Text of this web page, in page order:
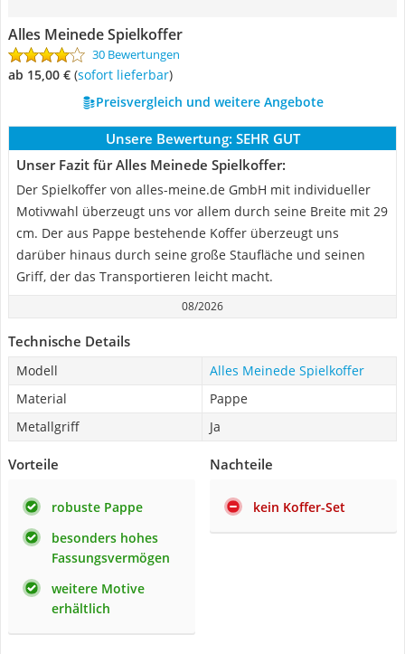
Alles Meinede Spielkoffer
30 Bewertungen
ab 15,00 € ( Sofort lieferbar)
Preisvergleich und weitere Angebote
Unsere Bewertung: SEHR GUT
Unser Fazit für Alles Meinede Spielkoffer:
Der Spielkoffer von alles-meine.de GmbH mit individueller
Motivwahl überzeugt uns vor allem durch seine Breite mit 29
cm. Der aus Pappe bestehende Koffer überzeugt uns
darüber hinaus durch seine große Staufläche und seinen
Griff, der das Transportieren leicht macht.
08/2026
Technische Details
Modell
Alles Meinede Spielkoffer
Material
Pappe
Metallgriff
Ja
Vorteile
robuste Pappe
besonders hohes
Fassungsvermögen
weitere Motive
erhältlich
Nachteile
kein Koffer-Set